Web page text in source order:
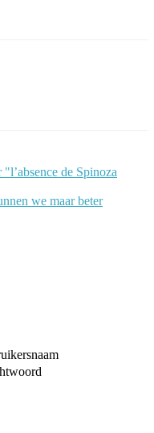
de Spinoza
we maar beter